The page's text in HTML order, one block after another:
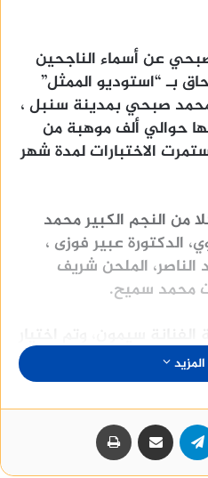
عن أسماء الناجحين
بـ “استوديو الممثل”
صبحي بمدينة سنبل ،
حوالي ألف موهبة من
الاختبارات لمدة شهر
من النجم الكبير محمد
الدكتورة عبير فوزى ،
الملحن شريف
محمد سميح.
من الأطفال ، سيتم تدريبهم لمدة 4 شهور، ثم يتخرجوا
محمد صبحي منهم
المسرحية
القادمة.